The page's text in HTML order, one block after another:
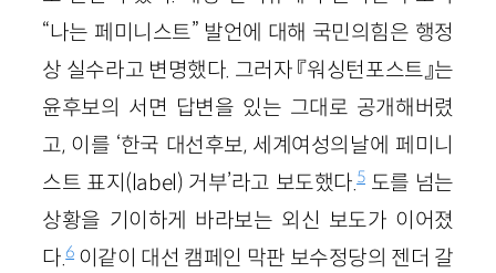
“나는 페미니스트” 발언에 대해 국민의힘은 행정
상 실수라고 변명했다. 그러자 『워싱턴포스트』는
윤후보의 서면 답변을 있는 그대로 공개해버렸
고, 이를 ‘한국 대선후보, 세계여성의날에 페미니
스트 표지(label) 거부’라고 보도했다.5도를 넘는
상황을 기이하게 바라보는 외신 보도가 이어졌
다.6 이같이 대선 캠페인 막판 보수정당의 젠더 갈